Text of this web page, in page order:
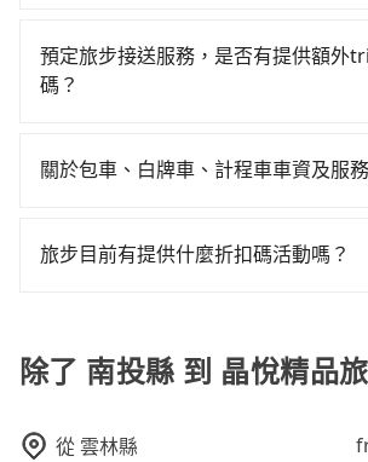
每人花費為1,360元。不過南投縣領有
僅有300多輛，計程車的密度為雙北的
費，看乘客是外地人便漫天喊價或恣意
車，不僅每人至少額外負擔10元車資，
時40元路邊停車費用預估進去，但額外
能的罰單都需自付。再者，和運的
或九人座可供選擇，而且無人租車最令
樣。另外，偶爾也會遇到明明已經預約
使用時還是有其區域的限制，實際可
就顯得非常不便。
$1,800。但如果你無法提前預約，或偏
要注意南投縣僅有合法計程車約340輛
費，約有58%會採現場議價，建議最好
擇。
可直接線上輸入上下車地點或地址，三
實價格，照著步驟填寫完乘客資料與線
的詳細資料，將於乘車前一晚八點透過
需要，前一天傍晚五點前仍會收單，最
預定旅步接送服務，是否有提供額外
碼？
折優惠，只需在預定去程時勾選下方
關於包車、白牌車、計程車車資及服
明： 包車：可以依照個人行程需要靈
比包車貴。 白牌車：通常價格較包車
質、品質不一，如行程有問題，事後無
旅步目前有提供什麼折扣碼活動嗎？
閱電子郵件獲取最新折扣資訊。
除了 南投縣 到 晶悅精品
從雲林縣